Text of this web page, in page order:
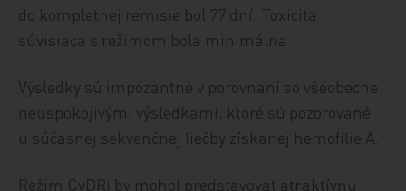
do kompletnej remisie bol 77 dní. Toxicita
súvisiaca s režimom bola minimálna.
Výsledky sú impozantné v porovnaní so všeobecne
neuspokojivými výsledkami, ktoré sú pozorované
u súčasnej sekvenčnej liečby získanej hemofílie A.
Režim CyDRi by mohol predstavovať atraktívnu